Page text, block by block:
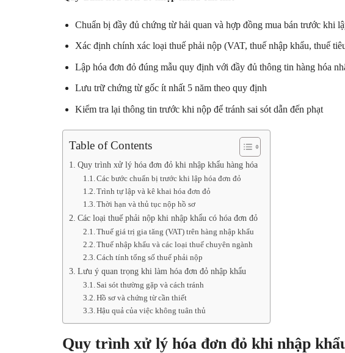
Chuẩn bị đầy đủ chứng từ hải quan và hợp đồng mua bán trước khi
Xác định chính xác loại thuế phải nộp (VAT, thuế nhập khẩu, thuế
Lập hóa đơn đỏ đúng mẫu quy định với đầy đủ thông tin hàng hóa
Lưu trữ chứng từ gốc ít nhất 5 năm theo quy định
Kiểm tra lại thông tin trước khi nộp để tránh sai sót dẫn đến phạt
Table of Contents
Quy trình xử lý hóa đơn đỏ khi nhập khẩu hàng hóa
Các bước chuẩn bị trước khi lập hóa đơn đỏ
Trình tự lập và kê khai hóa đơn đỏ
Thời hạn và thủ tục nộp hồ sơ
Các loại thuế phải nộp khi nhập khẩu có hóa đơn đỏ
Thuế giá trị gia tăng (VAT) trên hàng nhập khẩu
Thuế nhập khẩu và các loại thuế chuyên ngành
Cách tính tổng số thuế phải nộp
Lưu ý quan trọng khi làm hóa đơn đỏ nhập khẩu
Sai sót thường gặp và cách tránh
Hồ sơ và chứng từ cần thiết
Hậu quả của việc không tuân thủ
Quy trình xử lý hóa đơn đỏ khi nhập